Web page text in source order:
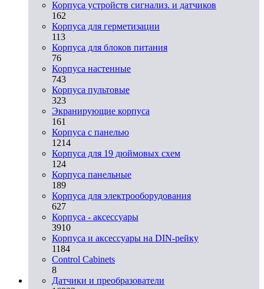
Корпуса устройств сигнализ. и датчиков
162
Корпуса для герметизации
113
Корпуса для блоков питания
76
Корпуса настенные
743
Корпуса пультовые
323
Экранирующие корпуса
161
Корпуса с панелью
1214
Корпуса для 19 дюймовых схем
124
Корпуса панельные
189
Корпуса для электрооборудования
627
Корпуса - аксессуары
3910
Корпуса и аксессуары на DIN-рейку
1184
Control Cabinets
8
Датчики и преобразователи